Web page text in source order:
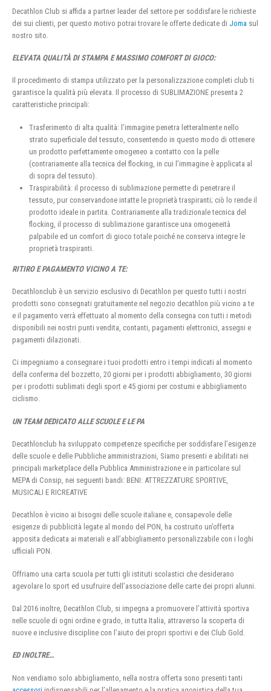
Decathlon Club si affida a partner leader del settore per soddisfare le richieste
dei sui clienti, per questo motivo potrai trovare le offerte dedicate di Joma sul
nostro sito.
ELEVATA QUALITÀ DI STAMPA E MASSIMO COMFORT DI GIOCO:
Il procedimento di stampa utilizzato per la personalizzazione completi club ti
garantisce la qualità più elevata. Il processo di SUBLIMAZIONE presenta 2
caratteristiche principali:
Trasferimento di alta qualità: l’immagine penetra letteralmente nello
strato superficiale del tessuto, consentendo in questo modo di ottenere
un prodotto perfettamente omogeneo a contatto con la pelle
(contrariamente alla tecnica del flocking, in cui l’immagine è applicata al
di sopra del tessuto).
Traspirabilità: il processo di sublimazione permette di penetrare il
tessuto, pur conservandone intatte le proprietà traspiranti; ciò lo rende il
prodotto ideale in partita. Contrariamente alla tradizionale tecnica del
flocking, il processo di sublimazione garantisce una omogeneità
palpabile ed un comfort di gioco totale poiché ne conserva integre le
proprietà traspiranti.
RITIRO E PAGAMENTO VICINO A TE:
Decathlonclub è un servizio esclusivo di Decathlon per questo tutti i nostri
prodotti sono consegnati gratuitamente nel negozio decathlon più vicino a te
e il pagamento verrà effettuato al momento della consegna con tutti i metodi
disponibili nei nostri punti vendita, contanti, pagamenti elettronici, assegni e
pagamenti dilazionati.
Ci impegniamo a consegnare i tuoi prodotti entro i tempi indicati al momento
della conferma del bozzetto, 20 giorni per i prodotti abbigliamento, 30 giorni
per i prodotti sublimati degli sport e 45 giorni per costumi e abbigliamento
ciclismo.
UN TEAM DEDICATO ALLE SCUOLE E LE PA
Decathlonclub ha sviluppato competenze specifiche per soddisfare l’esigenze
delle scuole e delle Pubbliche amministrazioni, Siamo presenti e abilitati nei
principali marketplace della Pubblica Amministrazione e in particolare sul
MEPA di Consip, nei seguenti bandi: BENI: ATTREZZATURE SPORTIVE,
MUSICALI E RICREATIVE
Decathlon è vicino ai bisogni delle scuole italiane e, consapevole delle
esigenze di pubblicità legate al mondo del PON, ha costruito un’offerta
apposita dedicata ai materiali e all’abbigliamento personalizzabile con i loghi
ufficiali PON.
Offriamo una carta scuola per tutti gli istituti scolastici che desiderano
agevolare lo sport ed usufruire dell’associazione delle carte dei propri alunni.
Dal 2016 inoltre, Decathlon Club, si impegna a promuovere l’attività sportiva
nelle scuole di ogni ordine e grado, in tutta Italia, attraverso la scoperta di
nuove e inclusive discipline con l’aiuto dei propri sportivi e dei Club Gold.
ED INOLTRE…
Non vendiamo solo abbigliamento, nella nostra offerta sono presenti tanti